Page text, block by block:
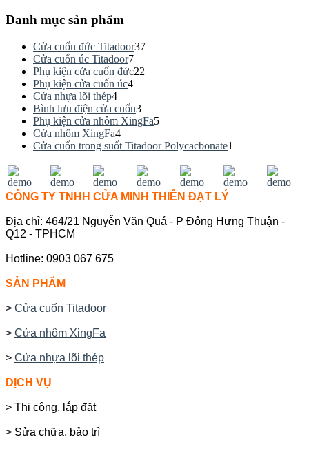
Danh mục sản phẩm
Cửa cuốn đức Titadoor37
Cửa cuốn úc Titadoor7
Phụ kiện cửa cuốn đức22
Phụ kiện cửa cuốn úc4
Cửa nhựa lõi thép4
Bình lưu điện cửa cuốn3
Phụ kiện cửa nhôm XingFa5
Cửa nhôm XingFa4
Cửa cuốn trong suốt Titadoor Polycacbonate1
CÔNG TY TNHH CỬA MINH THIÊN ĐẠT LÝ
Địa chỉ: 464/21 Nguyễn Văn Quá - P Đông Hưng Thuận -
Q12 - TPHCM
Hotline: 0903 067 675
SẢN PHẨM
> Cửa cuốn Titadoor
> Cửa nhôm XingFa
> Cửa nhựa lõi thép
DỊCH VỤ
> Thi công, lắp đặt
> Sửa chữa, bảo trì